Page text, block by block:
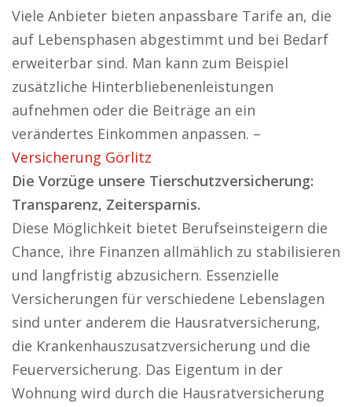
Viele Anbieter bieten anpassbare Tarife an, die
auf Lebensphasen abgestimmt und bei Bedarf
erweiterbar sind. Man kann zum Beispiel
zusätzliche Hinterbliebenenleistungen
aufnehmen oder die Beiträge an ein
verändertes Einkommen anpassen. –
Versicherung Görlitz
Die Vorzüge unsere Tierschutzversicherung:
Transparenz, Zeitersparnis.
Diese Möglichkeit bietet Berufseinsteigern die
Chance, ihre Finanzen allmählich zu stabilisieren
und langfristig abzusichern. Essenzielle
Versicherungen für verschiedene Lebenslagen
sind unter anderem die Hausratversicherung,
die Krankenhauszusatzversicherung und die
Feuerversicherung. Das Eigentum in der
Wohnung wird durch die Hausratversicherung